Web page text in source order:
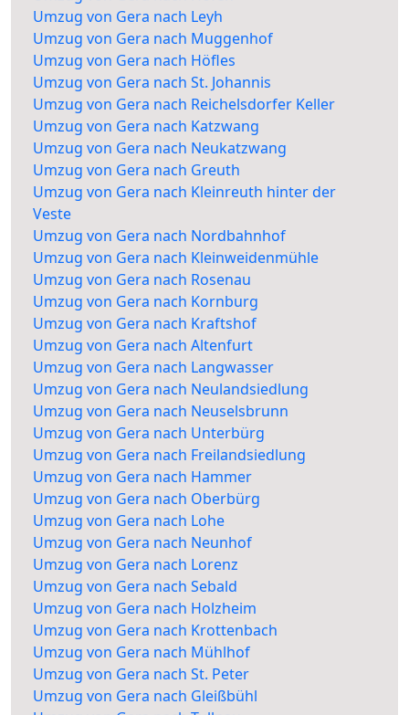
Umzug von Gera nach Leyh
Umzug von Gera nach Muggenhof
Umzug von Gera nach Höfles
Umzug von Gera nach St. Johannis
Umzug von Gera nach Reichelsdorfer Keller
Umzug von Gera nach Katzwang
Umzug von Gera nach Neukatzwang
Umzug von Gera nach Greuth
Umzug von Gera nach Kleinreuth hinter der
Veste
Umzug von Gera nach Nordbahnhof
Umzug von Gera nach Kleinweidenmühle
Umzug von Gera nach Rosenau
Umzug von Gera nach Kornburg
Umzug von Gera nach Kraftshof
Umzug von Gera nach Altenfurt
Umzug von Gera nach Langwasser
Umzug von Gera nach Neulandsiedlung
Umzug von Gera nach Neuselsbrunn
Umzug von Gera nach Unterbürg
Umzug von Gera nach Freilandsiedlung
Umzug von Gera nach Hammer
Umzug von Gera nach Oberbürg
Umzug von Gera nach Lohe
Umzug von Gera nach Neunhof
Umzug von Gera nach Lorenz
Umzug von Gera nach Sebald
Umzug von Gera nach Holzheim
Umzug von Gera nach Krottenbach
Umzug von Gera nach Mühlhof
Umzug von Gera nach St. Peter
Umzug von Gera nach Gleißbühl